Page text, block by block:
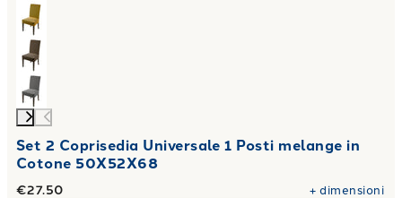
Set 2 Coprisedia Universale 1 Posti melange in
Cotone 50X52X68
€27.50 +dimensioni